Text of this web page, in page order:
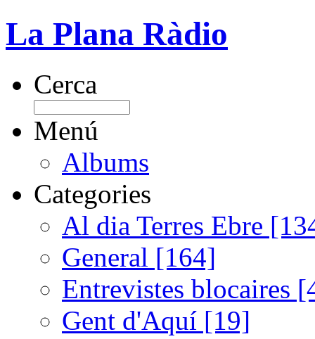
La Plana Ràdio
Cerca
Menú
Albums
Categories
Al dia Terres Ebre
General [164]
Entrevistes blocaires
Gent d'Aquí [19]